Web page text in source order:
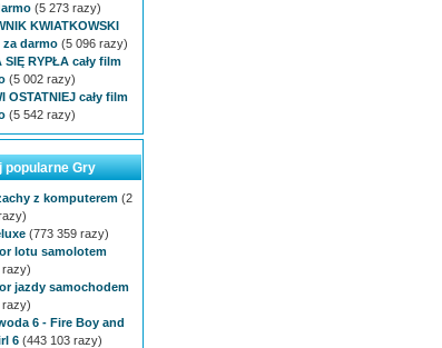
(5 273 razy)
KWIATKOWSKI
za darmo (5 096 razy)
SIĘ RYPŁA cały film
(5 002 razy)
OSTATNIEJ cały film
(5 542 razy)
popularne Gry
z komputerem (2
(773 359 razy)
lotu samolotem
razy)
jazdy samochodem
razy)
6 - Fire Boy and
6 (443 103 razy)